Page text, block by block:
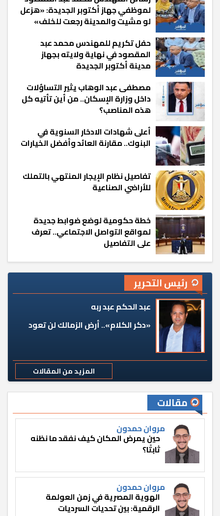
لموظفي جهاز أكتوبر الجديدة: «هزعل
لو مشيت والمدينة رجعت للخلف»
حفل تكريم للمهندس محمد عبد
المقصود في نهاية ولايته بجهاز
مدينة أكتوبر الجديدة
مصطفى عبد الوهاب يثير التساؤلات
داخل وزارة الإسكان.. من أين تأتيه كل
هذه المناصب؟
أعلى شهادات الادخار السنوية في
البنوك.. مقارنة العائد وأفضل الخيارات
تفاصيل نظام الإيجار المنتهي بالتملك
للأراضي الصناعية
خطة حكومية لوضع ضوابط جديدة
لمواقع التواصل الاجتماعي.. تعرف
على التفاصيل
رئيس التحرير
عبد الحكم عبد ربه
«دكر الكلام».. أرض الزمالك لن تعود
المزيد من المقالات
مقالات
مروان حمدون
حين يمرض المكان كيف نفقد ما نظنه
ثابتًا؟
مروان حمدون
الهوية المصرية في زمن العولمة
الرقمية: بين تحديات السرديات